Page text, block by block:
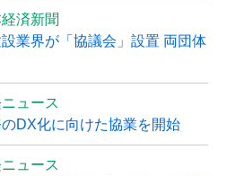
経済新聞
業界が「協議会」設置 両団体
ュース
DX化に向けた協業を開始
ュース